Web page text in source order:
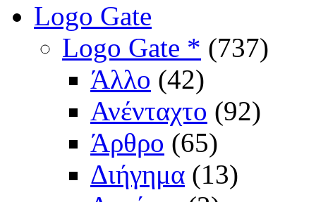
Logo Gate
Logo Gate * (737)
Άλλο (42)
Ανένταχτο (92)
Άρθρο (65)
Διήγημα (13)